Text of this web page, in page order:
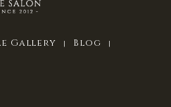
Gallery
Blog